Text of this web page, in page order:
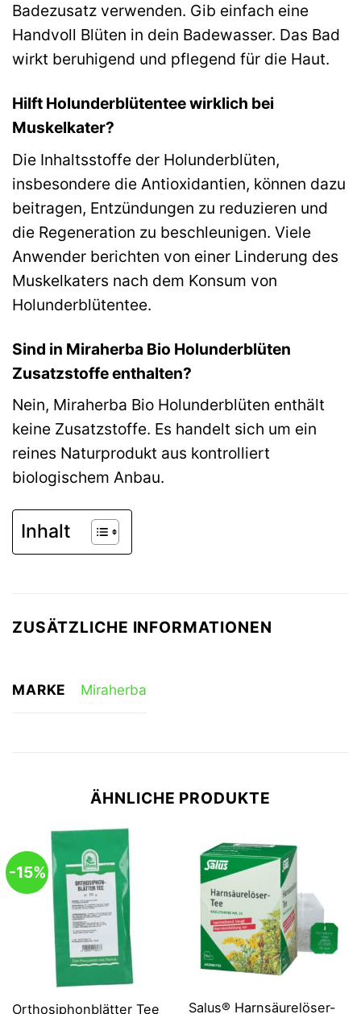
Badezusatz verwenden. Gib einfach eine
Handvoll Blüten in dein Badewasser. Das Bad
wirkt beruhigend und pflegend für die Haut.
Hilft Holunderblütentee wirklich bei
Muskelkater?
Die Inhaltsstoffe der Holunderblüten,
insbesondere die Antioxidantien, können dazu
beitragen, Entzündungen zu reduzieren und
die Regeneration zu beschleunigen. Viele
Anwender berichten von einer Linderung des
Muskelkaters nach dem Konsum von
Holunderblütentee.
Sind in Miraherba Bio Holunderblüten
Zusatzstoffe enthalten?
Nein, Miraherba Bio Holunderblüten enthält
keine Zusatzstoffe. Es handelt sich um ein
reines Naturprodukt aus kontrolliert
biologischem Anbau.
Inhalt
ZUSÄTZLICHE INFORMATIONEN
MARKE Miraherba
ÄHNLICHE PRODUKTE
-15%
Orthosiphonblätter Tee Salus® Harnsäurelöser-